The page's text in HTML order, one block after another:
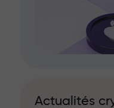
Actualités